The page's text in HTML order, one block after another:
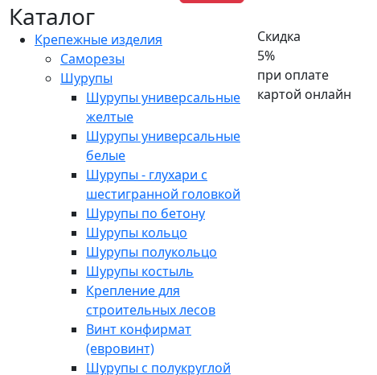
Каталог
Крепежные изделия
Саморезы
Шурупы
Шурупы универсальные
желтые
Шурупы универсальные
белые
Шурупы - глухари с
шестигранной головкой
Шурупы по бетону
Шурупы кольцо
Шурупы полукольцо
Шурупы костыль
Крепление для
строительных лесов
Винт конфирмат
(евровинт)
Шурупы с полукруглой
Скидка
5%
при оплате
картой онлайн